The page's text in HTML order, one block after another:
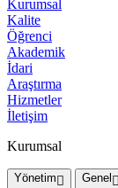
Kurumsal
Kalite
Öğrenci
Akademik
İdari
Araştırma
Hizmetler
İletişim
Kurumsal
Yönetim Genel